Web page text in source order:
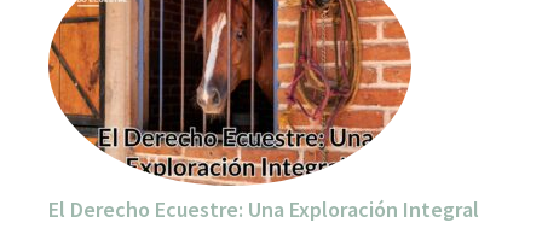
El Derecho Ecuestre: Una Exploración Integral